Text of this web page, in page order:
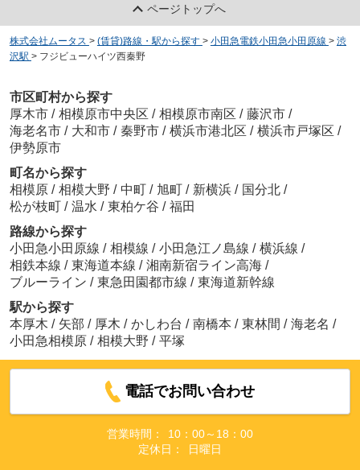
ページトップへ
株式会社ムータス > (賃貸)路線・駅から探す > 小田急電鉄小田急小田原線 > 渋
沢駅 > フジビューハイツ西秦野
市区町村から探す
厚木市 / 相模原市中央区 / 相模原市南区 / 藤沢市 /
海老名市 / 大和市 / 秦野市 / 横浜市港北区 / 横浜市戸塚区 /
伊勢原市
町名から探す
相模原 / 相模大野 / 中町 / 旭町 / 新横浜 / 国分北 /
松が枝町 / 温水 / 東柏ケ谷 / 福田
路線から探す
小田急小田原線 / 相模線 / 小田急江ノ島線 / 横浜線 /
相鉄本線 / 東海道本線 / 湘南新宿ライン高海 /
ブルーライン / 東急田園都市線 / 東海道新幹線
駅から探す
本厚木 / 矢部 / 厚木 / かしわ台 / 南橋本 / 東林間 / 海老名 /
小田急相模原 / 相模大野 / 平塚
電話でお問い合わせ
営業時間：
10：00～18：00
定休日：
日曜日